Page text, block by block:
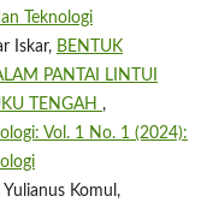
Teknologi
Iskar, BENTUK
PANTAI LINTUI
TENGAH ,
Vol. 1 No. 1 (2024):
Komul,